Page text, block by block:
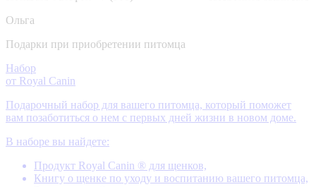
Ольга
Подарки при приобретении питомца
Набор
от Royal Canin
Подарочный набор для вашего питомца, который поможет
вам позаботиться о нем с первых дней жизни в новом доме.
В наборе вы найдете:
Продукт Royal Canin ® для щенков,
Книгу о щенке по уходу и воспитанию вашего питомца,